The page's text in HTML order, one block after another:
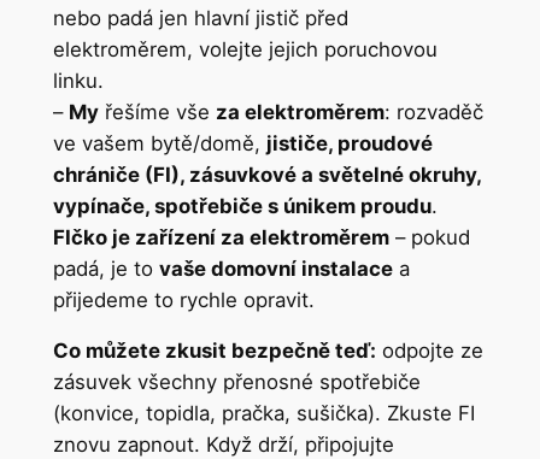
nebo padá jen hlavní jistič před
elektroměrem, volejte jejich poruchovou
linku.
– Myřešíme vše za elektroměrem: rozvaděč
ve vašem bytě/domě, jističe, proudové
chrániče (FI), zásuvkové a světelné okruhy,
vypínače, spotřebiče s únikem proudu.
FIčko je zařízení za elektroměrem– pokud
padá, je to vaše domovní instalacea
přijedeme to rychle opravit.
Co můžete zkusit bezpečně teď: odpojte ze
zásuvek všechny přenosné spotřebiče
(konvice, topidla, pračka, sušička). Zkuste FI
znovu zapnout. Když drží, připojujte